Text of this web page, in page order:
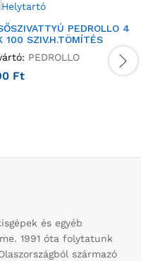
PEDROLLO 4
100 SZIV.H.TÖMÍTÉS
PEDROLLO
Ft
és egyéb
1991 óta folytatunk
származó